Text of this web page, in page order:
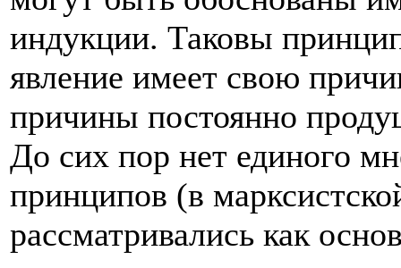
индукции. Таковы
явление имеет свою
причины постоянно
До сих пор нет единого
принципов (в
рассматривались как